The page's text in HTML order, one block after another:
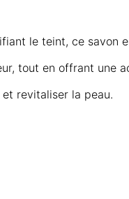
le teint, ce savon
tout en offrant une
revitaliser la peau.